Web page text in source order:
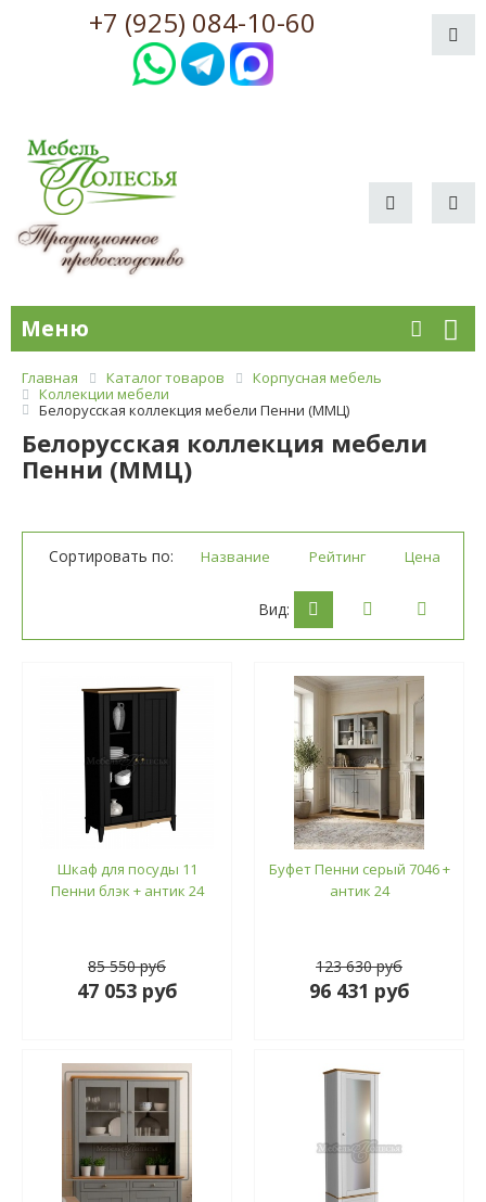
+7 (925) 084-10-60
Меню
Главная Каталог товаров
Корпусная мебель
Коллекции мебели
Белорусская коллекция мебели Пенни (ММЦ)
Белорусская коллекция мебели
Пенни (ММЦ)
Сортировать по: Название Рейтинг Цена
Вид:
Шкаф для посуды 11
Пенни блэк + антик 24
85 550 руб
47 053 руб
Буфет Пенни серый 7046 +
антик 24
123 630 руб
96 431 руб